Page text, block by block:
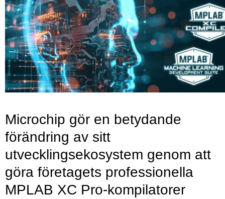
Microchip gör en betydande
förändring av sitt
utvecklingsekosystem genom att
göra företagets professionella
MPLAB XC Pro-kompilatorer